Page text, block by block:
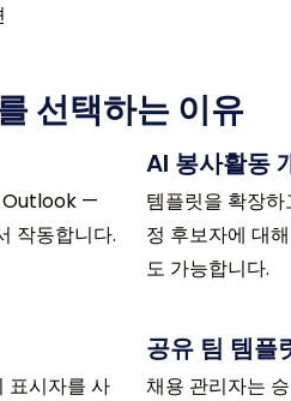
선택하는 이유
Outlook —
작동합니다.
AI 봉사활동
템플릿을 확장
정 후보자에 대
도 가능합니다.
시자를 사
공유 팀 템플
채용 관리자는